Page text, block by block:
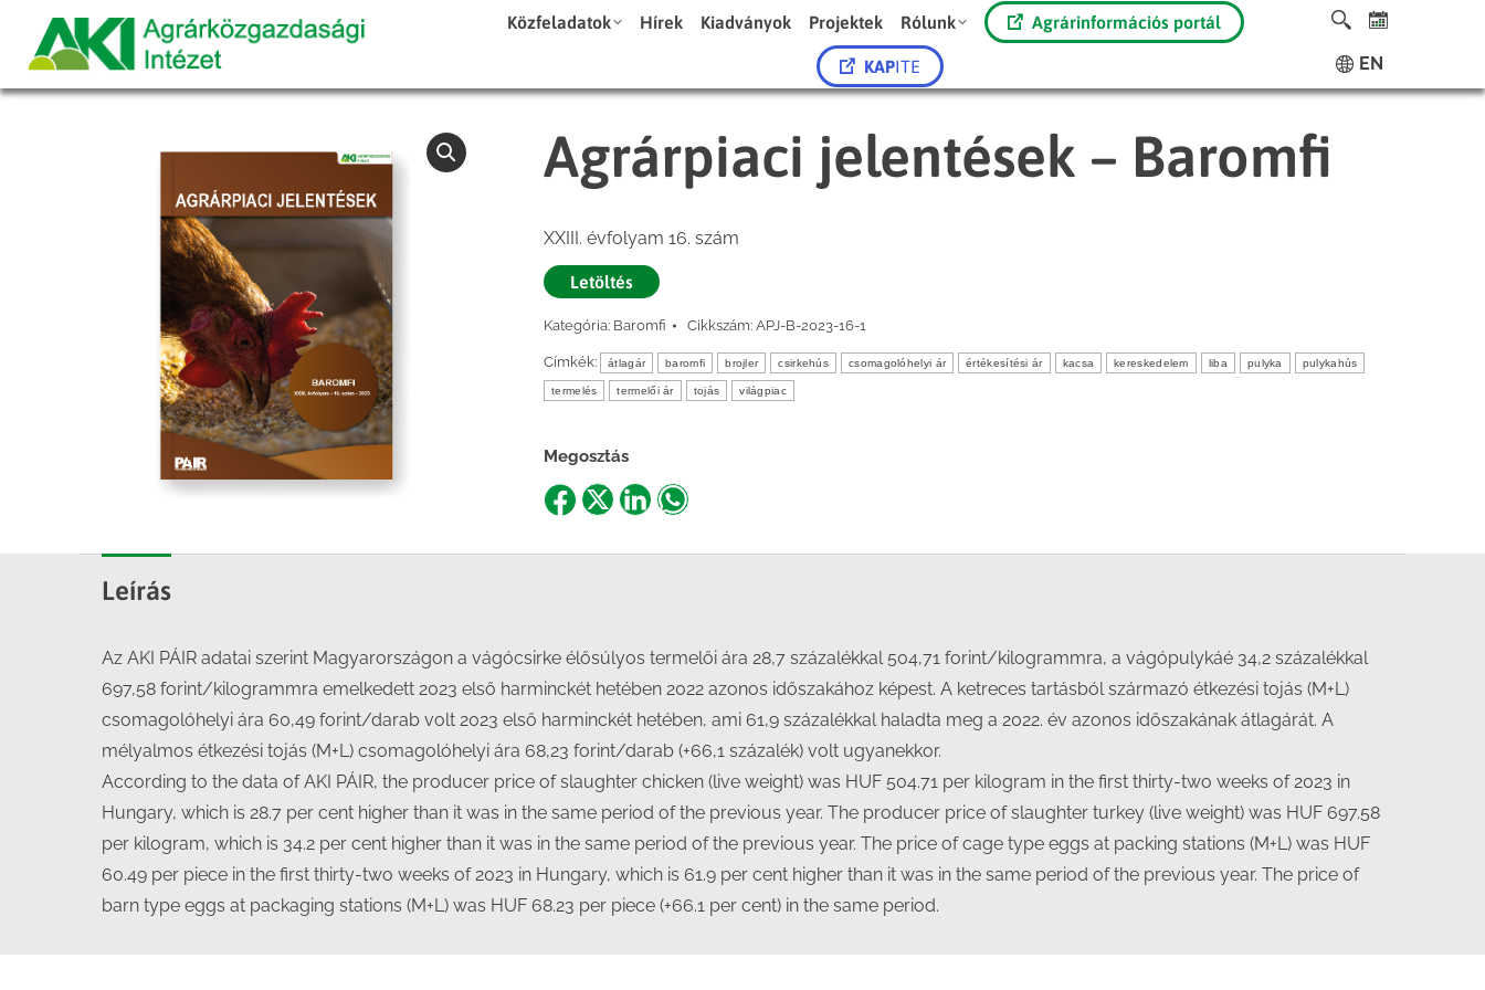
Közfeladatok Hírek Kiadványok Projektek Rólunk Agrárinformációs portál
KAPITE EN
Agrárpiaci jelentések – Baromfi
XXIII. évfolyam 16. szám
Letöltés
Kategória: Baromfi Cikkszám: APJ-B-2023-16-1
Címkék: átlagár baromfi brojler csirkehús csomagolóhelyi ár értékesítési ár kacsa kereskedelem liba pulyka pulykahús
termelés termelői ár tojás világpiac
Megosztás
ShareShareShareShare
Leírás
Az AKI PÁIR adatai szerint Magyarországon a vágócsirke élősúlyos termelői ára 28,7 százalékkal 504,71 forint/kilogrammra, a vágópulykáé 34,2 százalékkal
697,58 forint/kilogrammra emelkedett 2023 első harminckét hetében 2022 azonos időszakához képest. A ketreces tartásból származó étkezési tojás (M+L)
csomagolóhelyi ára 60,49 forint/darab volt 2023 első harminckét hetében, ami 61,9 százalékkal haladta meg a 2022. év azonos időszakának átlagárát. A
mélyalmos étkezési tojás (M+L) csomagolóhelyi ára 68,23 forint/darab (+66,1 százalék) volt ugyanekkor.
According to the data of AKI PÁIR, the producer price of slaughter chicken (live weight) was HUF 504.71 per kilogram in the first thirty-two weeks of 2023 in
Hungary, which is 28.7 per cent higher than it was in the same period of the previous year. The producer price of slaughter turkey (live weight) was HUF 697.58
per kilogram, which is 34.2 per cent higher than it was in the same period of the previous year. The price of cage type eggs at packing stations (M+L) was HUF
60.49 per piece in the first thirty-two weeks of 2023 in Hungary, which is 61.9 per cent higher than it was in the same period of the previous year. The price of
barn type eggs at packaging stations (M+L) was HUF 68.23 per piece (+66.1 per cent) in the same period.